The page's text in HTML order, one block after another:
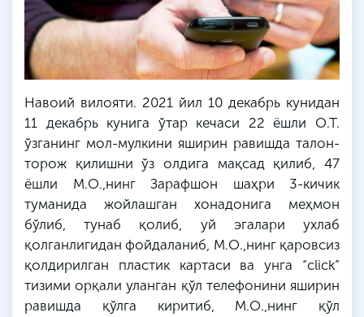
Навоий вилояти. 2021 йил 10 декабрь кунидан
11 декабрь кунига ўтар кечаси 22 ёшли О.Т.
ўзганинг мол-мулкини яширин равишда талон-
торож қилишни ўз олдига мақсад қилиб, 47
ёшли М.О.,нингЗарафшон шаҳри 3-кичик
туманида жойлашган хонадонига меҳмон
бўлиб, тунаб қолиб, уй эгалари ухлаб
қолганлигидан фойдаланиб, М.О.,нингқаровсиз
қолдирилган пластик картаси ва унга “click”
тизими орқали уланган қўл телефонини яширин
равишда қўлга киритиб, М.О.,нинг қўл